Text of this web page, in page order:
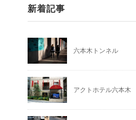
新着記事
六本木トンネル
アクトホテル六本木